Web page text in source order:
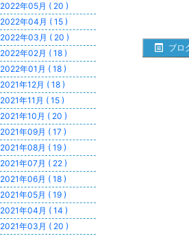
ブロ
2022年05月 ( 20 )
2022年04月 ( 15 )
2022年03月 ( 20 )
2022年02月 ( 18 )
2022年01月 ( 18 )
2021年12月 ( 18 )
2021年11月 ( 15 )
2021年10月 ( 20 )
2021年09月 ( 17 )
2021年08月 ( 19 )
2021年07月 ( 22 )
2021年06月 ( 18 )
2021年05月 ( 19 )
2021年04月 ( 14 )
2021年03月 ( 20 )